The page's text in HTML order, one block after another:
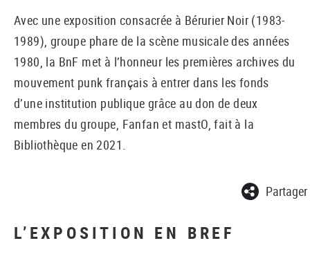
Avec une exposition consacrée à Bérurier Noir (1983-
1989), groupe phare de la scène musicale des années
1980, la BnF met à l’honneur les premières archives du
mouvement punk français à entrer dans les fonds
d’une institution publique grâce au don de deux
membres du groupe, Fanfan et mastO, fait à la
Bibliothèque en 2021.
Partager
L’EXPOSITION EN BREF